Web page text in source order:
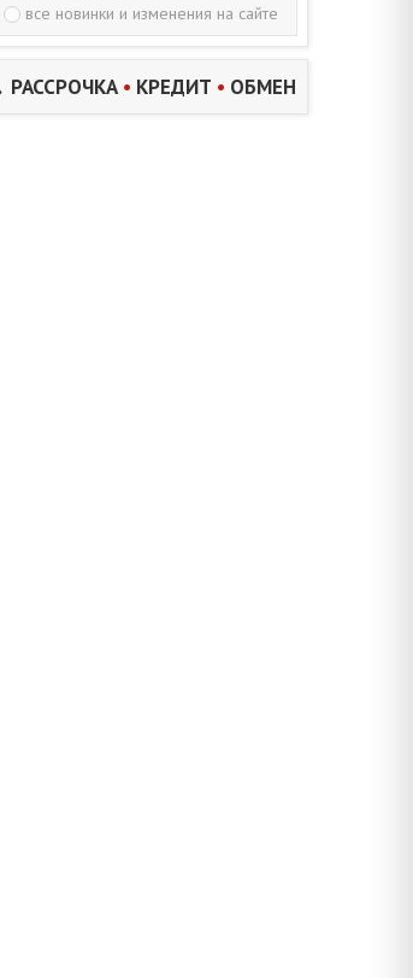
все новинки и изменения на сайте
• КРЕДИТ • ОБМЕН